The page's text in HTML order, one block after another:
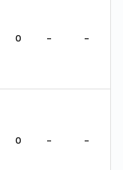
0 - -
0 - -